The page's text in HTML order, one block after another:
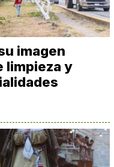
imagen
limpieza y